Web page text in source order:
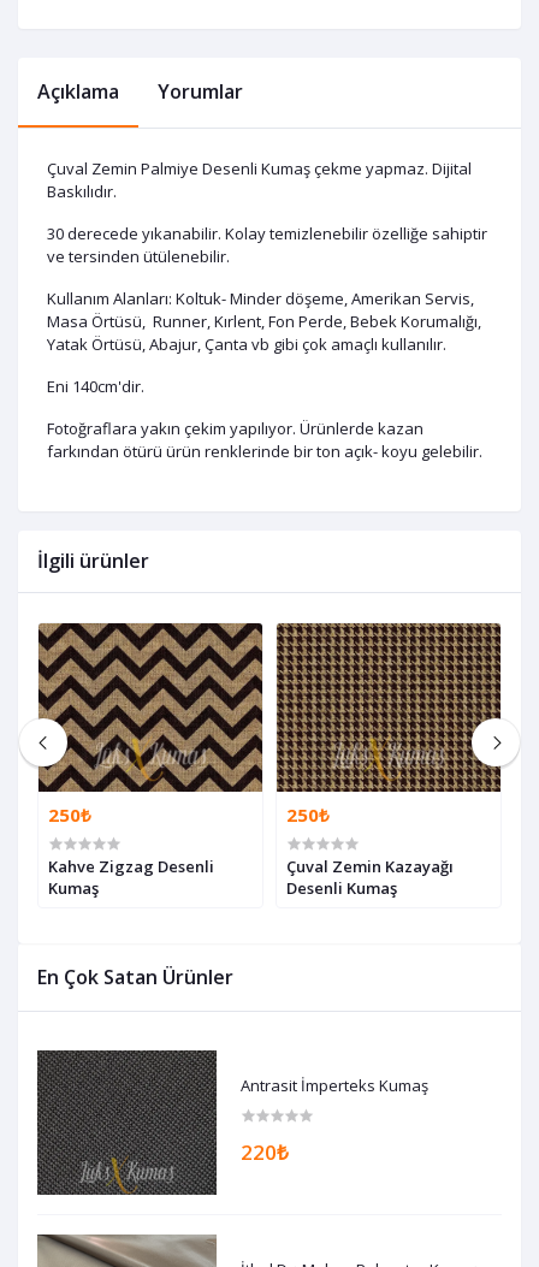
En Çok Satan Ürünler
Antrasit İmperteks Kumaş
220₺
Açıklama Yorumlar
Çuval Zemin Palmiye Desenli Kumaş çekme yapmaz. Dijital
Baskılıdır.
30 derecede yıkanabilir. Kolay temizlenebilir özelliğe sahiptir
ve tersinden ütülenebilir.
Kullanım Alanları: Koltuk- Minder döşeme, Amerikan Servis,
Masa Örtüsü, Runner, Kırlent, Fon Perde, Bebek Korumalığı,
Yatak Örtüsü, Abajur, Çanta vb gibi çok amaçlı kullanılır.
Eni 140cm'dir.
Fotoğraflara yakın çekim yapılıyor. Ürünlerde kazan
farkından ötürü ürün renklerinde bir ton açık- koyu gelebilir.
İlgili ürünler
250₺
Kahve Zigzag Desenli
Kumaş
250₺
Çuval Zemin Kazayağı
Desenli Kumaş